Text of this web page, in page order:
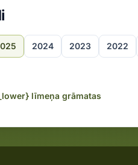
2024 2023 2022
līmeņa grāmatas